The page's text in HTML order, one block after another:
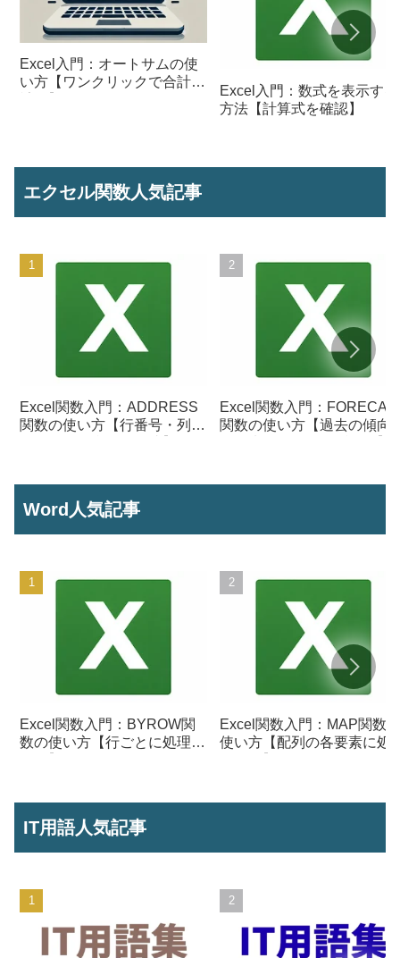
Excel入門：オートサムの使
い方【ワンクリックで合計を
Excel入門：数式を表示する
方法【計算式を確認】
エクセル関数人気記事
Excel関数入門：ADDRESS
関数の使い方【行番号・列番
Excel関数入門：
関数の使い方【過去の傾向
Word人気記事
Excel関数入門：BYROW関
数の使い方【行ごとに処理を
Excel関数入門：MAP関数の
使い方【配列の各要素に処
IT用語人気記事